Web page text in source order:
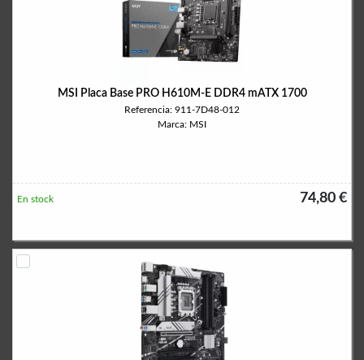
MSI Placa Base PRO H610M-E DDR4 mATX 1700
Referencia: 911-7D48-012
Marca: MSI
74,80 €
En stock